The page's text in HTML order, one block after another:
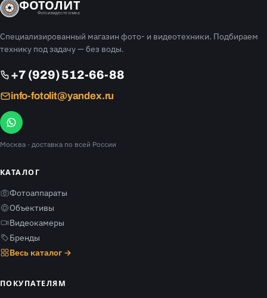
ФОТОЛИТ
Фото и видео техника
Специализированный магазин фото- и видеотехники. Подбираем
технику под задачу — без воды.
+7 (929) 512-66-88
info-fotolit@yandex.ru
Москва · доставка по всей России
КАТАЛОГ
Фотоаппараты
Объективы
Видеокамеры
Бренды
Весь каталог →
ПОКУПАТЕЛЯМ